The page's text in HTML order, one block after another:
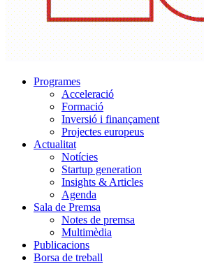
Programes
Acceleració
Formació
Inversió i finançament
Projectes europeus
Actualitat
Notícies
Startup generation
Insights & Articles
Agenda
Sala de Premsa
Notes de premsa
Multimèdia
Publicacions
Borsa de treball